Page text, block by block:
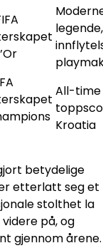
legende,
All-time
Kroatia
betydelige
etterlatt seg et
stolthet la
på, og
gjennom årene.